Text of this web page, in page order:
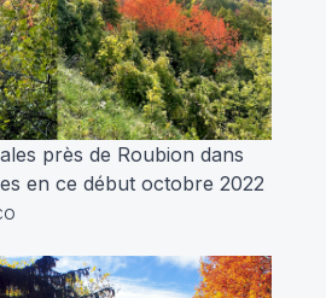
près de Roubion dans
en ce début octobre 2022